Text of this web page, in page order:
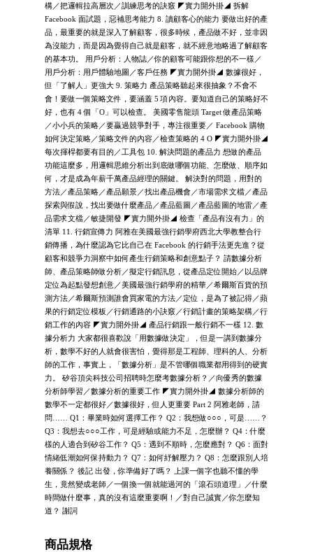
構／把邏輯拉高層次／訓練思考的訣竅 ◤實力開外掛◢ 拆解
Facebook 面試題，惡補思考能力 8. 讀顧客心的能力 要做出好的產
品，最重要的就是深入了解顧客，很多時候，產品做不好，並非因
為沒能力，而是因為覺得自己就是顧客，就不經意地略過了解顧客
的基本功。 用戶分析：人物誌／你的顧客可能跟你想的不一樣／
用戶分析：用戶體驗地圖／客戶任務 ◤實力開外掛◢ 數據很好，
但「了解人」更強大 9. 策略力 產品策略聽起來很抽象？不會不
會！要做一個策略文件，要涵蓋 5 項內容。要知道自己的策略好不
好，也有 4 個「O」可以檢查。 美國零售龍頭 Target 做產品策略
／小小兵的策略／要贏過競爭對手，專注很重要／ Facebook 購物
如何決定策略／策略文件的內容／檢查策略的 4 O ◤實力開外掛◢
每次揮桿都要有目的／工具包 10. 解決問題的產品力 想做的產品
功能這麼多，用邏輯思維分析出到底做哪個功能、怎麼做、順序如
何，才是成為年薪千萬產品經理的關鍵。 解決對的問題，用對的
方法／產品策略／產品願景／找出產品機會／市場需求文檔／產品
探索與假說，找出要做什麼產品／產品藍圖／產品藍圖的地雷／產
品需求文檔／敏捷開發 ◤實力開外掛◢ 檢查「產品有沒有力」的
清單 11. 行銷宣傳力 阿雅在美國最強行銷學府西北大學教整合行
銷傳播，為什麼認為它比自己在 Facebook 的行銷手法更先進？從
顧客和競爭力洞察中如何產生行銷策略和創意點子？ 請數據分析
師、產品策略師做分析／擬定行銷訊息，從產品定位開始／以品牌
定位為起點發想創意／美國最強行銷學府的精華／希爾斯百貨的預
測方法／希爾斯預測誰會買家電的方法／定位，是為了被記得／蘋
果的行銷定位模板／行銷通路的小訣竅／行銷計畫的策略架構／行
銷工作的內容 ◤實力開外掛◢ 產品行銷跟一般行銷不一樣 12. 數
據分析力 大家都很喜歡說「用數據做決定」，但是一講到數據分
析，數學不好的人就會很害怕，覺得那是工程師、理科的人、分析
師的工作，事實上，「數據分析」是不管哪個職業都用得到的硬實
力。 矽谷頂尖科技公司招聘時怎麼考數據分析？／向優秀的數據
分析師學習／數據分析的重要工作 ◤實力開外掛◢ 數據分析師的
數學不一定都很好／數據很好，但人更重要 Part 2 阿雅老師，請
問…… Q1：畢業時如何選擇工作？ Q2：我想做○○○，可是……？
Q3：我想去○○○工作，可是經驗或能力不足，怎麼辦？ Q4：什麼
樣的人適合到矽谷工作？ Q5：遇到不順時，怎麼應對？ Q6：面對
情緒低潮如何保持動力？ Q7：如何紓解壓力？ Q8：怎麼跟別人培
養關係？ 後記 出發，你準備好了嗎？ 上課一個字也聽不懂的學
生，竟然變成老師／一個換一個就能過河的「滾石頭道理」／什麼
時間做什麼事，真的沒有這麼重要啊！／對自己誠實／你怎麼知
道？ 謝詞
商品規格